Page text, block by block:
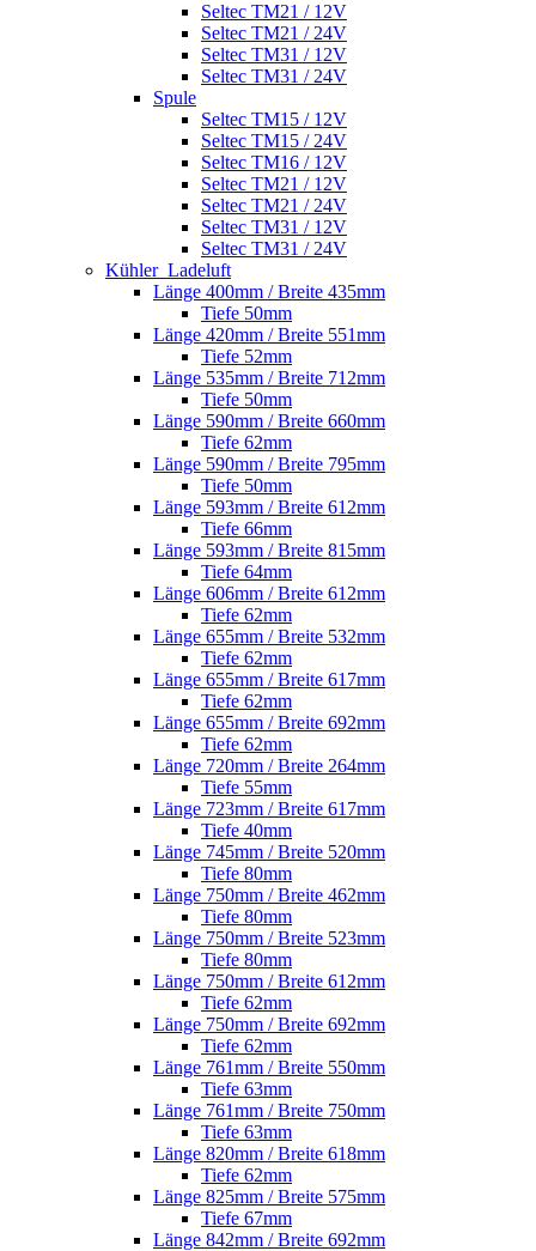
Seltec TM21 / 12V
Seltec TM21 / 24V
Seltec TM31 / 12V
Seltec TM31 / 24V
Spule
Seltec TM15 / 12V
Seltec TM15 / 24V
Seltec TM16 / 12V
Seltec TM21 / 12V
Seltec TM21 / 24V
Seltec TM31 / 12V
Seltec TM31 / 24V
Kühler_Ladeluft
Länge 400mm / Breite 435mm
Tiefe 50mm
Länge 420mm / Breite 551mm
Tiefe 52mm
Länge 535mm / Breite 712mm
Tiefe 50mm
Länge 590mm / Breite 660mm
Tiefe 62mm
Länge 590mm / Breite 795mm
Tiefe 50mm
Länge 593mm / Breite 612mm
Tiefe 66mm
Länge 593mm / Breite 815mm
Tiefe 64mm
Länge 606mm / Breite 612mm
Tiefe 62mm
Länge 655mm / Breite 532mm
Tiefe 62mm
Länge 655mm / Breite 617mm
Tiefe 62mm
Länge 655mm / Breite 692mm
Tiefe 62mm
Länge 720mm / Breite 264mm
Tiefe 55mm
Länge 723mm / Breite 617mm
Tiefe 40mm
Länge 745mm / Breite 520mm
Tiefe 80mm
Länge 750mm / Breite 462mm
Tiefe 80mm
Länge 750mm / Breite 523mm
Tiefe 80mm
Länge 750mm / Breite 612mm
Tiefe 62mm
Länge 750mm / Breite 692mm
Tiefe 62mm
Länge 761mm / Breite 550mm
Tiefe 63mm
Länge 761mm / Breite 750mm
Tiefe 63mm
Länge 820mm / Breite 618mm
Tiefe 62mm
Länge 825mm / Breite 575mm
Tiefe 67mm
Länge 842mm / Breite 692mm